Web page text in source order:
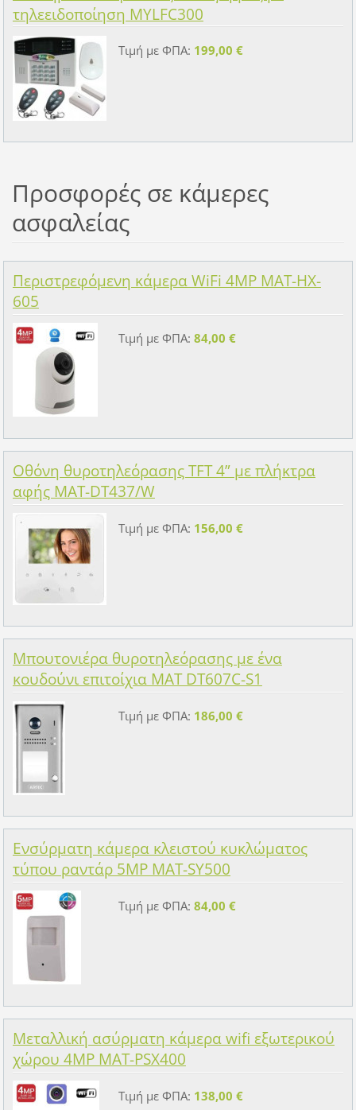
τηλεειδοποίηση ΜYLFC300
Τιμή με ΦΠΑ: 199,00 €
Προσφορές σε κάμερες
ασφαλείας
Περιστρεφόμενη κάμερα WiFi 4MP MAT-HX-
605
Τιμή με ΦΠΑ: 84,00 €
Οθόνη θυροτηλεόρασης TFT 4” με πλήκτρα
αφής MAT-DT437/W
Τιμή με ΦΠΑ: 156,00 €
Μπουτονιέρα θυροτηλεόρασης με ένα
κουδούνι επιτοίχια MAT DT607C-S1
Τιμή με ΦΠΑ: 186,00 €
Ενσύρματη κάμερα κλειστού κυκλώματος
τύπου ραντάρ 5MP MAT-SY500
Τιμή με ΦΠΑ: 84,00 €
Μεταλλική ασύρματη κάμερα wifi εξωτερικού
χώρου 4MP MAT-PSX400
Τιμή με ΦΠΑ: 138,00 €